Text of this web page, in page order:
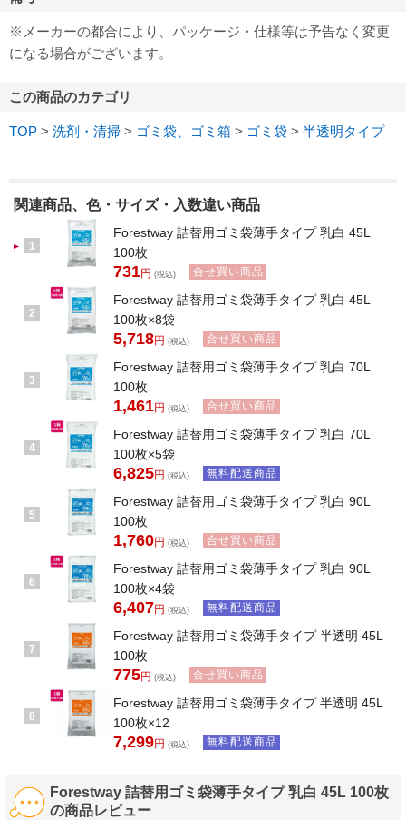
※メーカーの都合により、パッケージ・仕様等は予告なく変更
になる場合がございます。
この商品のカテゴリ
TOP > 洗剤・清掃 > ゴミ袋、ゴミ箱 > ゴミ袋 > 半透明タイプ
関連商品、色・サイズ・入数違い商品
1
Forestway 詰替用ゴミ袋薄手タイプ 乳白 45L
100枚
731円 (税込) 合せ買い商品
2
Forestway 詰替用ゴミ袋薄手タイプ 乳白 45L
100枚×8袋
5,718円 (税込) 合せ買い商品
3
Forestway 詰替用ゴミ袋薄手タイプ 乳白 70L
100枚
1,461円 (税込) 合せ買い商品
4
Forestway 詰替用ゴミ袋薄手タイプ 乳白 70L
100枚×5袋
6,825円 (税込) 無料配送商品
5
Forestway 詰替用ゴミ袋薄手タイプ 乳白 90L
100枚
1,760円 (税込) 合せ買い商品
6
Forestway 詰替用ゴミ袋薄手タイプ 乳白 90L
100枚×4袋
6,407円 (税込) 無料配送商品
7
Forestway 詰替用ゴミ袋薄手タイプ 半透明 45L
100枚
775円 (税込) 合せ買い商品
8
Forestway 詰替用ゴミ袋薄手タイプ 半透明 45L
100枚×12
7,299円 (税込) 無料配送商品
Forestway 詰替用ゴミ袋薄手タイプ 乳白 45L 100枚
の商品レビュー